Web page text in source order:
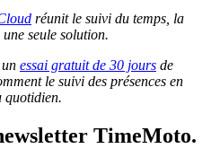
réunit le suivi du temps, la
seule solution.
essai gratuit de 30 jours de
le suivi des présences en
quotidien.
TimeMoto.